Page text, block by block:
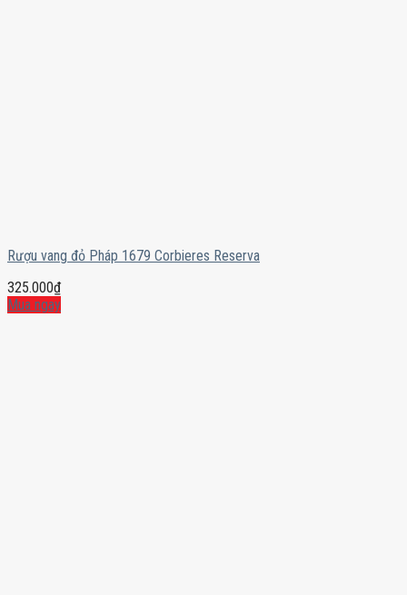
Rượu vang đỏ Pháp 1679 Corbieres Reserva
325.000₫
Mua ngay